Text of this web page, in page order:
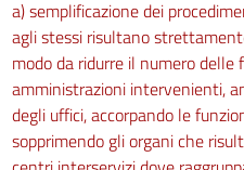
a) semplificazione dei
agli stessi risultano
modo da ridurre il numero
amministrazioni intervenienti,
degli uffici, accorpando le
sopprimendo gli organi che